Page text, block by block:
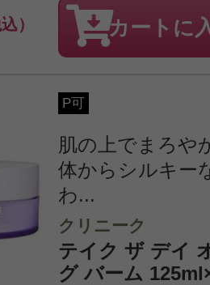
） カートに
P可
肌の上でまろや
体からシルキー
わ...
クリニーク
テイク ザ デイ
グ バーム